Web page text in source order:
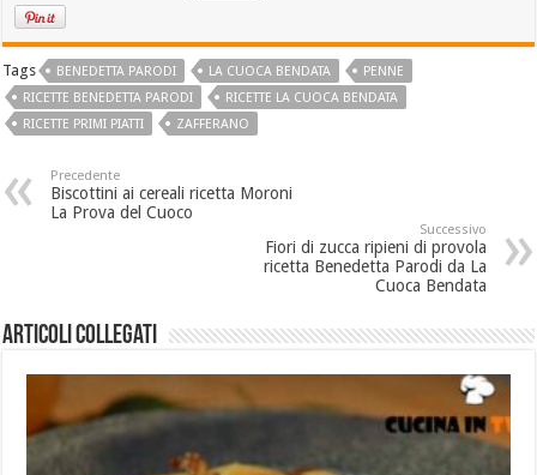
Tags BENEDETTA PARODI LA CUOCA BENDATA
PENNE
RICETTE BENEDETTA PARODI
RICETTE LA CUOCA BENDATA
RICETTE PRIMI PIATTI
ZAFFERANO
Precedente
Biscottini ai cereali ricetta Moroni
La Prova del Cuoco
Successivo
Fiori di zucca ripieni di provola
ricetta Benedetta Parodi da La
Cuoca Bendata
Articoli collegati